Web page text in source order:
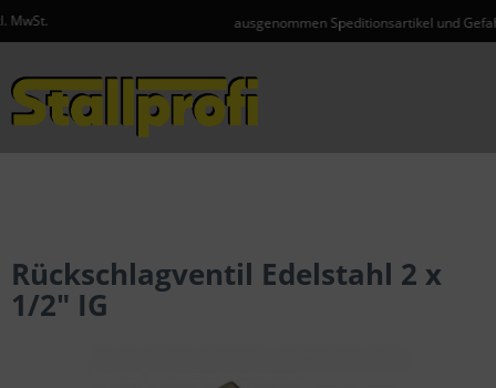
ausgenommen Speditionsartikel und Gefahrgut
Rückschlagventil Edelstahl 2 x
1/2" IG